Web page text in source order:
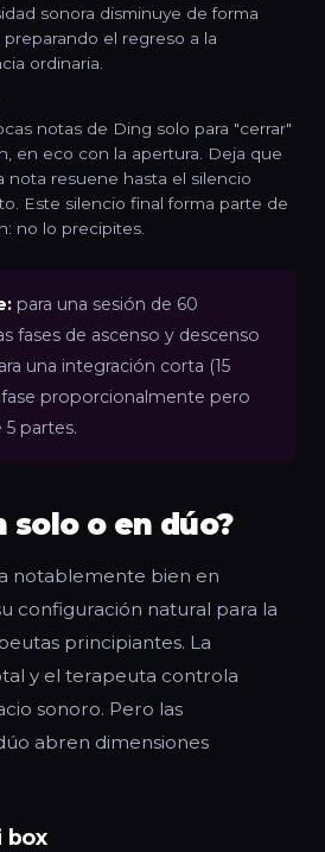
sonora disminuye de forma
preparando el regreso a la
ordinaria.
notas de Ding solo para "cerrar"
en eco con la apertura. Deja que
nota resuene hasta el silencio
Este silencio final forma parte de
no lo precipites.
para una sesión de 60
fases de ascenso y descenso
una integración corta (15
fase proporcionalmente pero
partes.
solo o en dúo?
notablemente bien en
configuración natural para la
principiantes. La
y el terapeuta controla
sonoro. Pero las
abren dimensiones
box